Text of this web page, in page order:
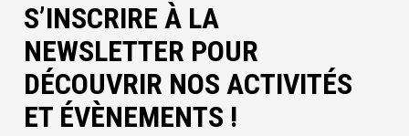
S’INSCRIRE À LA
NEWSLETTER POUR
DÉCOUVRIR NOS ACTIVITÉS
ET ÉVÈNEMENTS !